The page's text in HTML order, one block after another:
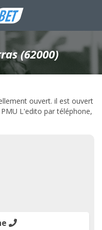
(62000)
ouvert. il est ouvert
L'edito par téléphone,